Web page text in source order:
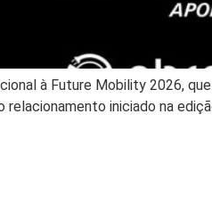
à Future Mobility 2026,
iniciado na